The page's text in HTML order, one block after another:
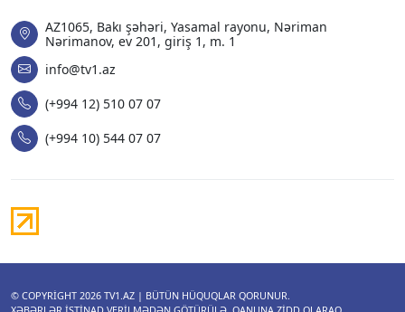
AZ1065, Bakı şəhəri, Yasamal rayonu, Nəriman
Nərimanov, ev 201, giriş 1, m. 1
info@tv1.az
(+994 12) 510 07 07
(+994 10) 544 07 07
© COPYRIGHT 2026 TV1.AZ | BÜTÜN HÜQUQLAR QORUNUR.